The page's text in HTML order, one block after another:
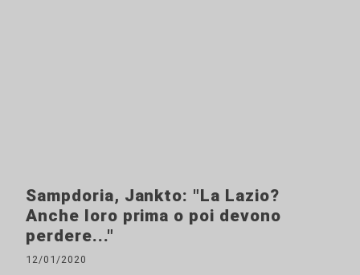
Sampdoria, Jankto: "La Lazio?
Anche loro prima o poi devono
perdere..."
12/01/2020